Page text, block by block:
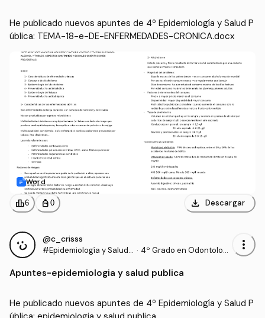
He publicado nuevos apuntes de 4º Epidemiología y Salud P
ública: TEMA-18-e-DE-ENFERMEDADES-CRONICA.docx
Word
leaderboard6 personal_bag 0 download Descargar
@c_crisss
#Epidemiología y Salud
· 4º Grado en Odontologí
more_vert
Apuntes-epidemiologia y salud publica
He publicado nuevos apuntes de 4º Epidemiología y Salud P